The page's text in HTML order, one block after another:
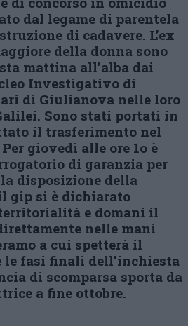
dal legame di parentela
di cadavere. L’ex
della donna sono
mattina all’alba dai
Investigativo di
di Giulianova nelle loro
Sono stati portati in
il trasferimento nel
giovedì alle ore 1o è
di garanzia per
disposizione della
gip si è dichiarato
e domani il
nelle mani
a cui spetterà il
le fasi finali dell’inchiesta
di scomparsa sporta da
a fine ottobre.